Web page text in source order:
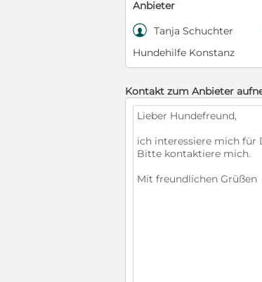
Anbieter
 Tanja Schuchter
Hundehilfe Konstanz
Kontakt zum Anbieter